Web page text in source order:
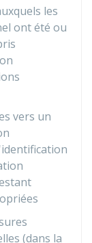
les
ont été ou
vers un
(dans la